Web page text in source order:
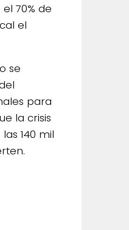
70% de
el
se
para
la crisis
140 mil